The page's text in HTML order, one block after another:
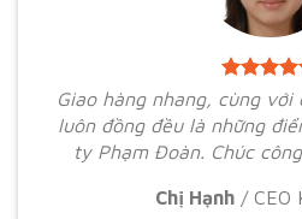
Giao hàng nhang, cùng
luôn đồng đều là những
ty Phạm Đoàn. Chúc
Chị Hạnh / CEO